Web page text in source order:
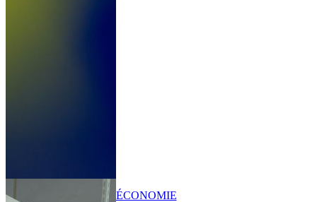
ÉCONOMIE